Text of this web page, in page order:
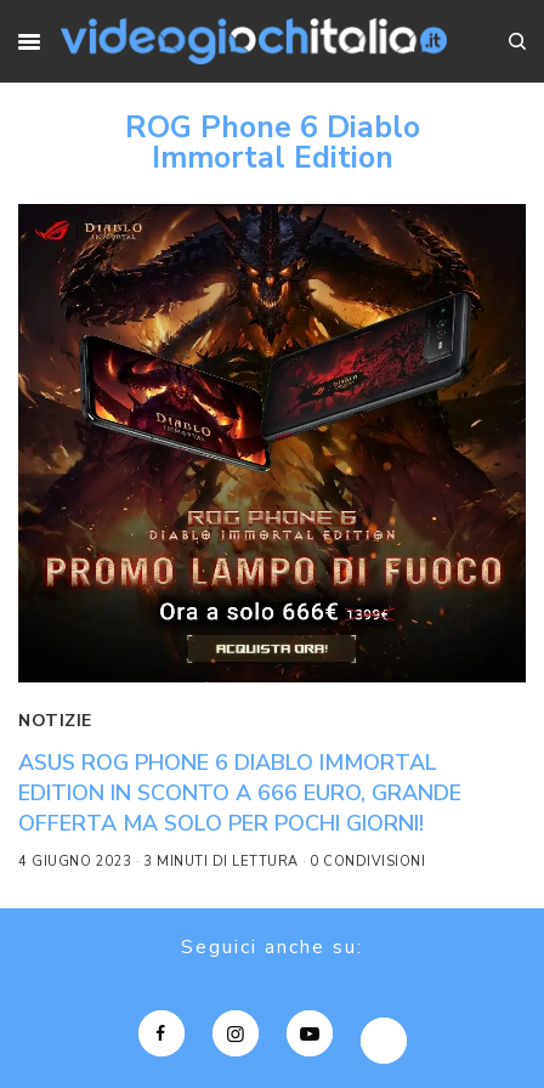
ROG Phone 6 Diablo
Immortal Edition
NOTIZIE
ASUS ROG PHONE 6 DIABLO IMMORTAL
EDITION IN SCONTO A 666 EURO, GRANDE
OFFERTA MA SOLO PER POCHI GIORNI!
4 GIUGNO 2023 3 MINUTI DI LETTURA 0 CONDIVISIONI
Seguici anche su: